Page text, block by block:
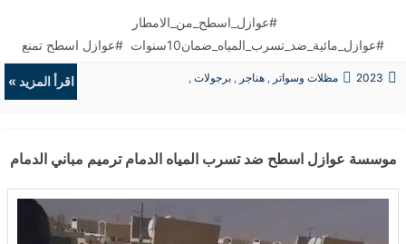
#عوازل_اسطح_من_الامطار
#عوازل_مائية_ضد_تسرب_المياه_ضمان10سنوات #عوازل اسطح تمنع
نزول الامطار #عوزل_للاسطح_ضد_تسرب_المياة ...
2023 مظلات وسواتر , هناجر , برجولات ,
اقرأ المزيد »
موسسة عوازل اسطح ضد تسرب المياه الدمام ترميم مباني الدمام